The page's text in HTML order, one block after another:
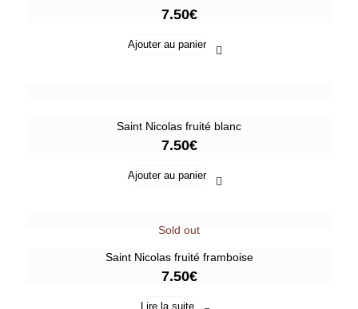
7.50€
Ajouter au panier
Saint Nicolas fruité blanc
7.50€
Ajouter au panier
Sold out
Saint Nicolas fruité framboise
7.50€
Lire la suite